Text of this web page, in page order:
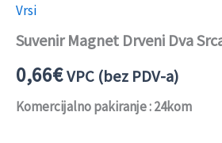
Vrsi
Suvenir Magnet Drveni Dva
0,66€VPC (bez PDV-a)
Komercijalno pakiranje : 24kom